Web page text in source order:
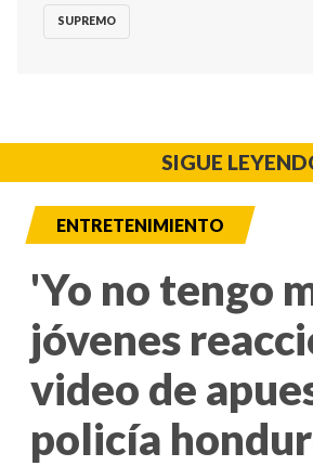
SUPREMO
SIGUE
ENTRETENIMIENTO
'Yo no tengo
jóvenes
video de
policía